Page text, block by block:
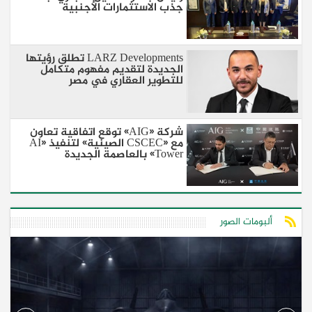
جذب الاستثمارات الأجنبية
LARZ Developments تطلق رؤيتها
الجديدة لتقديم مفهوم متكامل
للتطوير العقاري في مصر
شركة «AIG» توقع اتفاقية تعاون
مع «CSCEC الصينية» لتنفيذ «AI
Tower» بالعاصمة الجديدة
ألبومات الصور